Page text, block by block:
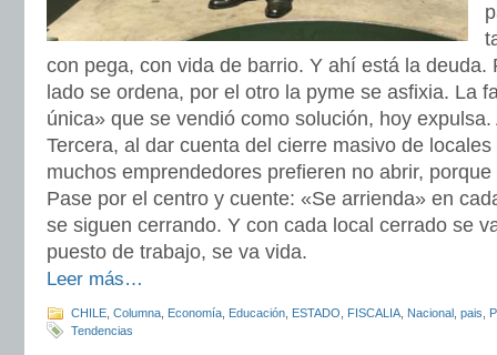
con pega, con vida de barrio. Y ahí está la deuda.
lado se ordena, por el otro la pyme se asfixia. La
única» que se vendió como solución, hoy
Tercera, al dar cuenta del cierre masivo de
muchos emprendedores prefieren no abrir,
Pase por el centro y cuente: «Se arrienda» en
se siguen cerrando. Y con cada local cerrado se
puesto de trabajo, se va vida.
Leer más…
CHILE Columna Economía Educación ESTADO FISCALIA Nacional pais
Tendencias